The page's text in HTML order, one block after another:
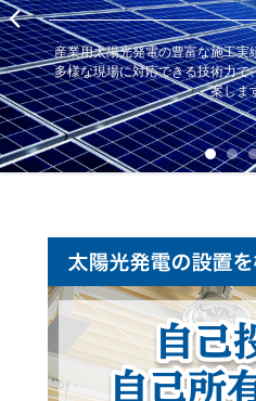
産業用太陽光発電の豊富な施工実
多様な現場に対応できる技術力で
案しま